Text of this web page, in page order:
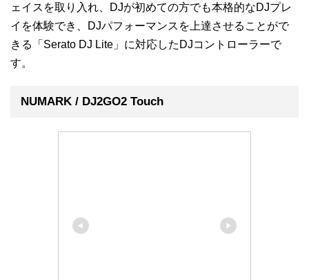
ェイスを取り入れ、DJが初めての方でも本格的なDJプレ
イを体験でき、DJパフォーマンスを上達させることがで
きる「Serato DJ Lite」に対応したDJコントローラーで
す。
NUMARK / DJ2GO2 Touch